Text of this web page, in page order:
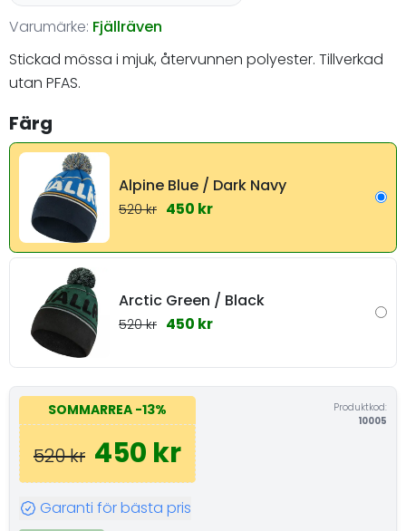
Varumärke: Fjällräven
Stickad mössa i mjuk, återvunnen polyester. Tillverkad
utan PFAS.
Färg
Alpine Blue / Dark Navy
520 kr 450 kr
Arctic Green / Black
520 kr 450 kr
SOMMARREA -13%
520 kr 450 kr
Produktkod:
10005
Garanti för bästa pris